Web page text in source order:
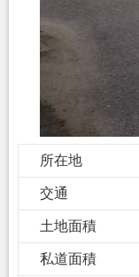
所在地
交通
土地面積
私道面積